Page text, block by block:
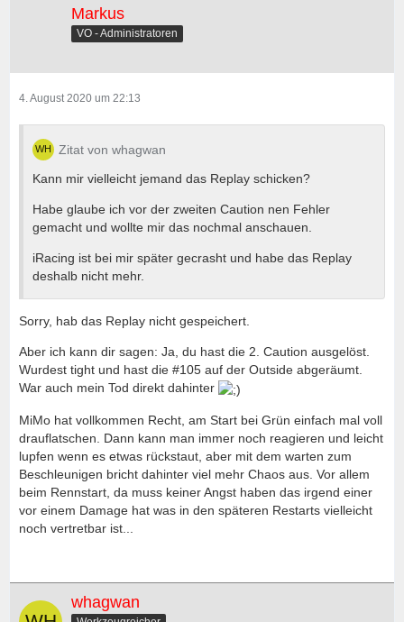
Markus
VO - Administratoren
4. August 2020 um 22:13
Zitat von whagwan
Kann mir vielleicht jemand das Replay schicken?
Habe glaube ich vor der zweiten Caution nen Fehler
gemacht und wollte mir das nochmal anschauen.
iRacing ist bei mir später gecrasht und habe das Replay
deshalb nicht mehr.
Sorry, hab das Replay nicht gespeichert.
Aber ich kann dir sagen: Ja, du hast die 2. Caution ausgelöst.
Wurdest tight und hast die #105 auf der Outside abgeräumt.
War auch mein Tod direkt dahinter
MiMo hat vollkommen Recht, am Start bei Grün einfach mal voll
drauflatschen. Dann kann man immer noch reagieren und leicht
lupfen wenn es etwas rückstaut, aber mit dem warten zum
Beschleunigen bricht dahinter viel mehr Chaos aus. Vor allem
beim Rennstart, da muss keiner Angst haben das irgend einer
vor einem Damage hat was in den späteren Restarts vielleicht
noch vertretbar ist...
whagwan